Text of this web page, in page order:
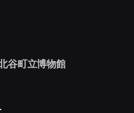
谷町立博物館